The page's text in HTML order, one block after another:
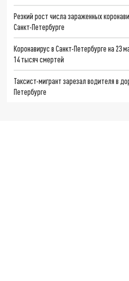
Резкий рост числа зараженных
Санкт-Петербурге
Коронавирус в Санкт-Петербурге на 23
14 тысяч смертей
Таксист-мигрант зарезал водителя в
Петербурге